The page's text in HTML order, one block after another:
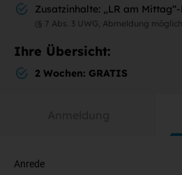
Zusatzinhalte: „LR am
(§ 7 Abs. 3 UWG, Abmeldung
Ihre Übersicht:
2 Wochen: GRATIS
Anrede